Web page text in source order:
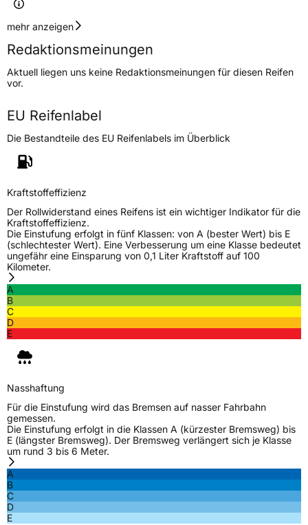
Geschwindigkeitsindex
Höchstgeschwindigkeit
270 km/h
Lastindex93
Höchstlast650 kg
Generelle Merkmale
Fahrzeugtyp
VerwendungSommerreifen
ModellnameHD 927
FahrzeugartPKW & SUV
Weitere Eigenschaften
SchlauchtypTL
ZustandNeureifen
Verstärkt
EU Label
EffizienzC
Nasshaftung
mehr anzeigen
Redaktionsmeinungen
Aktuell liegen uns keine Redaktionsmeinungen für diesen Reifen
vor.
EU Reifenlabel
Die Bestandteile des EU Reifenlabels im Überblick
Kraftstoffeffizienz
Der Rollwiderstand eines Reifens ist ein wichtiger Indikator für die
Kraftstoffeffizienz.
Die Einstufung erfolgt in fünf Klassen: von A (bester Wert) bis E
(schlechtester Wert). Eine Verbesserung um eine Klasse bedeutet
ungefähr eine Einsparung von 0,1 Liter Kraftstoff auf 100
Kilometer.
A
B
C
D
E
Nasshaftung
Für die Einstufung wird das Bremsen auf nasser Fahrbahn
gemessen.
Die Einstufung erfolgt in die Klassen A (kürzester Bremsweg) bis
E (längster Bremsweg). Der Bremsweg verlängert sich je Klasse
um rund 3 bis 6 Meter.
A
B
C
D
E